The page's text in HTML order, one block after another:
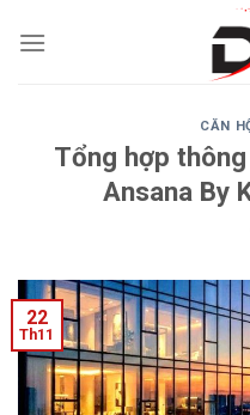
CĂN
Tổng hợp
Ansana By
22
Th11